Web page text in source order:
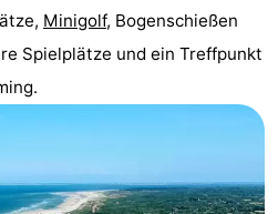
Minigolf, Bogenschießen
Spielplätze und ein Treffpunkt